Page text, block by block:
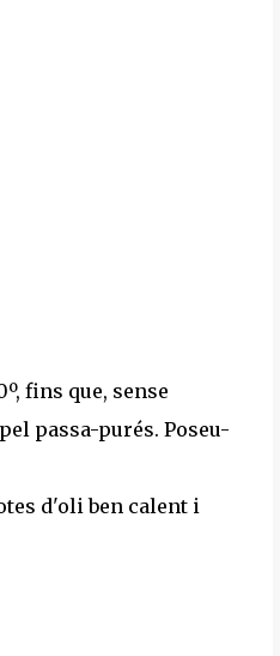
fins que, sense
passa-purés. Poseu-
d'oli ben calent i